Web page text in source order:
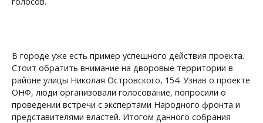
В городе уже есть пример успешного действия проекта.
Стоит обратить внимание на дворовые территории в
районе улицы Николая Островского, 154. Узнав о проекте
ОНФ, люди организовали голосование, попросили о
проведении встречи с экспертами Народного фронта и
представителями властей. Итогом данного собрания